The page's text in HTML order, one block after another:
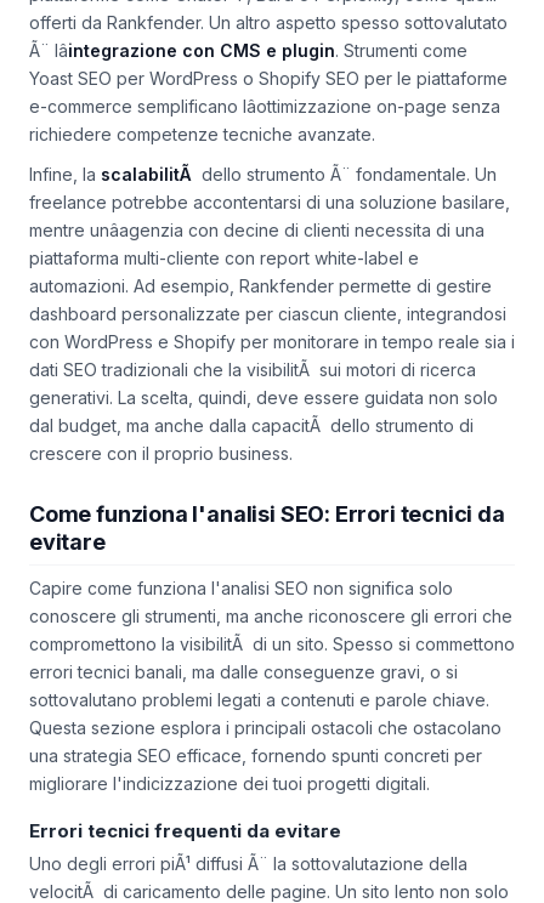
offerti da Rankfender. Un altro aspetto spesso sottovalutato
Ã¨ lâintegrazione con CMS e plugin. Strumenti come
Yoast SEO per WordPress o Shopify SEO per le piattaforme
e-commerce semplificano lâottimizzazione on-page senza
richiedere competenze tecniche avanzate.
Infine, la scalabilitÃ dello strumento Ã¨ fondamentale. Un
freelance potrebbe accontentarsi di una soluzione basilare,
mentre unâagenzia con decine di clienti necessita di una
piattaforma multi-cliente con report white-label e
automazioni. Ad esempio, Rankfender permette di gestire
dashboard personalizzate per ciascun cliente, integrandosi
con WordPress e Shopify per monitorare in tempo reale sia i
dati SEO tradizionali che la visibilitÃ sui motori di ricerca
generativi. La scelta, quindi, deve essere guidata non solo
dal budget, ma anche dalla capacitÃ dello strumento di
crescere con il proprio business.
Come funziona l'analisi SEO: Errori tecnici da
evitare
Capire come funziona l'analisi SEO non significa solo
conoscere gli strumenti, ma anche riconoscere gli errori che
compromettono la visibilitÃ di un sito. Spesso si commettono
errori tecnici banali, ma dalle conseguenze gravi, o si
sottovalutano problemi legati a contenuti e parole chiave.
Questa sezione esplora i principali ostacoli che ostacolano
una strategia SEO efficace, fornendo spunti concreti per
migliorare l'indicizzazione dei tuoi progetti digitali.
Errori tecnici frequenti da evitare
Uno degli errori piÃ¹ diffusi Ã¨ la sottovalutazione della
velocitÃ di caricamento delle pagine. Un sito lento non solo